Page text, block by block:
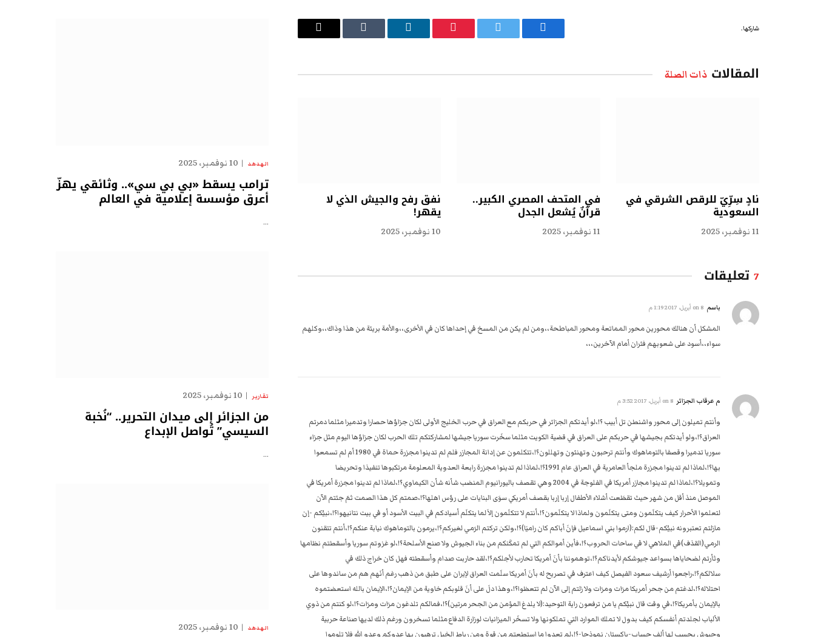
شاركها.
فيسبوك تويتر بينتيريست لينكدإن Tumblr
البريد
المقالات ذات الصلة
نادٍ سِرِّيّ للرقص الشرقي في
السعودية
11 نوفمبر، 2025
في المتحف المصري الكبير..
قرآنٌ يُشعل الجدل
11 نوفمبر، 2025
نفق رفح والجيش الذي لا
يقهر!
10 نوفمبر، 2025
7 تعليقات
باسم 8 أبريل، 2017 1:19 م
المشكل أن هنالك محورين محور المماتعة ومحور المباطحة،،ومن لم يكن من المسخ في إحداها كان في الأخرى،،والأمة بريئة من هذا وذاك،،وكلهم
سواء،،أسود على شعوبهم فئران أمام الآخرين،،،
م عرقاب الجزائر 8 أبريل، 2017 3:52 م
وأنتم تميلون إلى محور واشنطن تل أبيب ؟!،لو أيدتكم الجزائر في حربكم مع العراق في حرب الخليج الأولى لكان جزاؤها حصارا وتدميرا مثلما دمرتم
العراق؟!،ولو أيدتكم بجيشها في حربكم على العراق في قضية الكويت مثلما سخَرت سوريا جيشها لمشاركتكم تلك الحرب لكان جزاؤها اليوم مثل جزاء
سوريا تدميرا وقصفا بالتوماهوك وأنتم ترحبون وتهنئون وتهللون؟!،تتكلمون عن إدانة المجازر فلم لم تدينوا مجزرة حماة في 1980 أم لم تسمعوا
بها؟!،لماذا لم تدينوا مجزرة ملجأ العامرية في العراق عام 1991؟!،لماذا لم تدينوا مجزرة رابعة العدوية المعلومة مرتكبوها تنفيذا وتحريضا
وتمويلا؟!،لماذا لم تدينوا مجازر أمريكا في الفلوجة في 2004 وهي تقصف باليورانيوم المنضب شأنه شأن الكيماوي؟!،لماذا لم تدينوا مجزرة أمريكا في
الموصل منذ أقل من شهر حيث تقطَعت أشلاء الأطفال إربا إربا بقصف أمريكي سوَى البنايات على رؤس اهلها؟!،صمتم كل هذا الصمت ثمَ جئتم الآن
لتعلموا الأحرار كيف يتكلَمون ومتى يتكلَمون ولماذا لا يتكلَمون؟!،أنتم لا تتكلَمون إلاَ لما يتكلَم أسيادكم في البيت الأسود أو في بيت نتانيهوا؟!،نبيُكم -إن
مازلتم تعتبرونه نبيُكم-قال لكم:(ارموا بني اسماعيل فإنَ أباكم كان راميَا)؟!،ولكن تركتم الرَمي لغيركم؟!،يرمون بالتوماهوك نيابة عنكم؟!،أنتم تتقنون
الرمي(القذف)في الملاهي لا في ساحات الحروب؟!،فأين أموالكم التي لم تمكَنكم من بناء الجيوش ولا صنع الأسلحة؟!،لو غزوتم سوريا وأسقطتم نظامها
وثأرتم لضحاياها بسواعد جيوشكم لأيدناكم؟!،توهموننا بأنَ أمريكا تحارب لأجلكم؟!،لقد حاربت صدام وأسقطته فهل كان خراج ذلك في
سلالكم؟!،راجعوا أرشيف سعود الفيصل كيف اعترف في تصريح له بأنَ أمريكا سلَمت العراق لإيران على طبق من ذهب رغم أنَهم هم من ساندوها على
احتلاله؟!،لدغتم من جحر أمريكا مرَات ومرَات ولا زلتم إلى الآن لم تتعظوا؟!،وهذا دلَ على أنَ قلوبكم خاوية من الإيمان؟!،الإيمان بالله استعضتموه
بالإيمان بأمريكا؟!،في وقت قال نبيُكم يا من ترفعون راية التوحيد:(لا يلدغ المؤمن من الجحر مرتين)؟!،فمالكم تلدغون مرَات ومرَات؟!،لو كنتم من ذوي
الألباب لجلدتم أنفسكم كيف بدول لا تملك الموارد التي تملكونها ولا تسخَر الميزانيات لوزارة الدفاع مثلما تسخرون ورغم ذلك لديها صناعة حربية
وجيوش يحسب لها ألف حساب-باكستان نموذجا-؟!،لم تعدوا ما استطعتم من قوة ومن رباط الخيل ترهبون بها عدوكم وعدو الله فلا تلوموا
الهدهد 10 نوفمبر، 2025
ترامب يسقط «بي بي سي».. وثائقي يهزّ
أعرق مؤسسة إعلامية في العالم
…
تقارير 10 نوفمبر، 2025
من الجزائر إلى ميدان التحرير.. “نُخبة
السيسي” تُواصل الإبداع
…
الهدهد 10 نوفمبر، 2025